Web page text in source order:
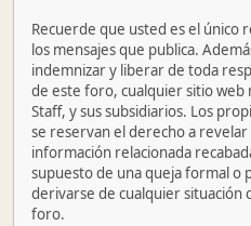
Recuerde que usted es el único
los mensajes que publica.
indemnizar y liberar de toda
de este foro, cualquier sitio web
Staff, y sus subsidiarios. Los
se reservan el derecho a
información relacionada
supuesto de una queja formal o
derivarse de cualquier situación
foro.